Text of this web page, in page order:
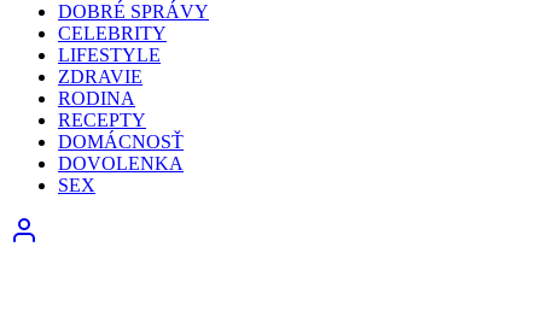
DOBRÉ SPRÁVY
CELEBRITY
LIFESTYLE
ZDRAVIE
RODINA
RECEPTY
DOMÁCNOSŤ
DOVOLENKA
SEX